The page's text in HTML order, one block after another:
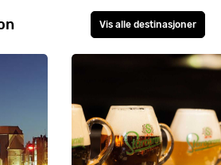
Vis alle destinasjoner